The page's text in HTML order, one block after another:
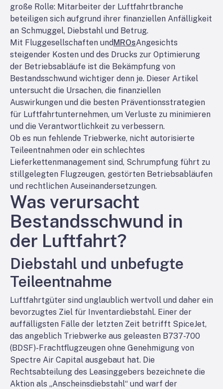
große Rolle: Mitarbeiter der Luftfahrtbranche
beteiligen sich aufgrund ihrer finanziellen Anfälligkeit
an Schmuggel, Diebstahl und Betrug.
Mit Fluggesellschaften undMROsAngesichts
steigender Kosten und des Drucks zur Optimierung
der Betriebsabläufe ist die Bekämpfung von
Bestandsschwund wichtiger denn je. Dieser Artikel
untersucht die Ursachen, die finanziellen
Auswirkungen und die besten Präventionsstrategien
für Luftfahrtunternehmen, um Verluste zu minimieren
und die Verantwortlichkeit zu verbessern.
Ob es nun fehlende Triebwerke, nicht autorisierte
Teileentnahmen oder ein schlechtes
Lieferkettenmanagement sind, Schrumpfung führt zu
stillgelegten Flugzeugen, gestörten Betriebsabläufen
und rechtlichen Auseinandersetzungen.
Was verursacht
Bestandsschwund in
der Luftfahrt?
Diebstahl und unbefugte
Teileentnahme
Luftfahrtgüter sind unglaublich wertvoll und daher ein
bevorzugtes Ziel für Inventardiebstahl. Einer der
auffälligsten Fälle der letzten Zeit betrifft SpiceJet,
das angeblich Triebwerke aus geleasten B737-700
(BDSF)-Frachtflugzeugen ohne Genehmigung von
Spectre Air Capital ausgebaut hat. Die
Rechtsabteilung des Leasinggebers bezeichnete die
Aktion als „Anscheinsdiebstahl“ und warf der